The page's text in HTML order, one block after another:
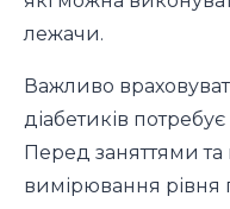
лежачи.
Важливо
діабетиків
Перед заняттями та
вимірювання рівня